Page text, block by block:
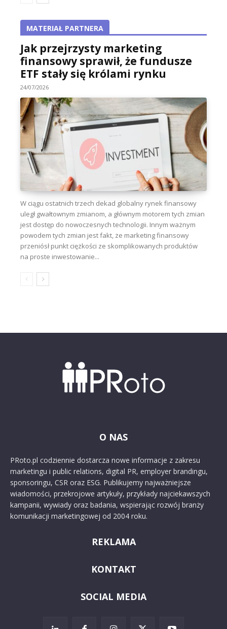
MATERIAŁ PARTNERA
Jak przejrzysty marketing
finansowy sprawił, że fundusze
ETF stały się królami rynku
24/07/2026
W ciągu ostatnich trzech dekad globalny rynek finansowy
uległ gwałtownym zmianom, a głównym motorem tych zmian
jest dostęp do nowoczesnych technologii. Innym ważnym
powodem tych zmian jest fakt, że marketing finansowy
przeniósł punkt ciężkości ze skomplikowanych produktów
na proste inwestowanie...
O NAS
PRoto.pl codziennie dostarcza nowe informacje z zakresu
marketingu i public relations, digital PR, employer brandingu,
sponsoringu, CSR oraz ESG. Publikujemy najważniejsze
wiadomości, przekrojowe artykuły, przykłady najciekawszych
kampanii, wywiady oraz badania, wspierając rozwój branży
komunikacji marketingowej od 2004 roku.
REKLAMA
KONTAKT
SOCIAL MEDIA